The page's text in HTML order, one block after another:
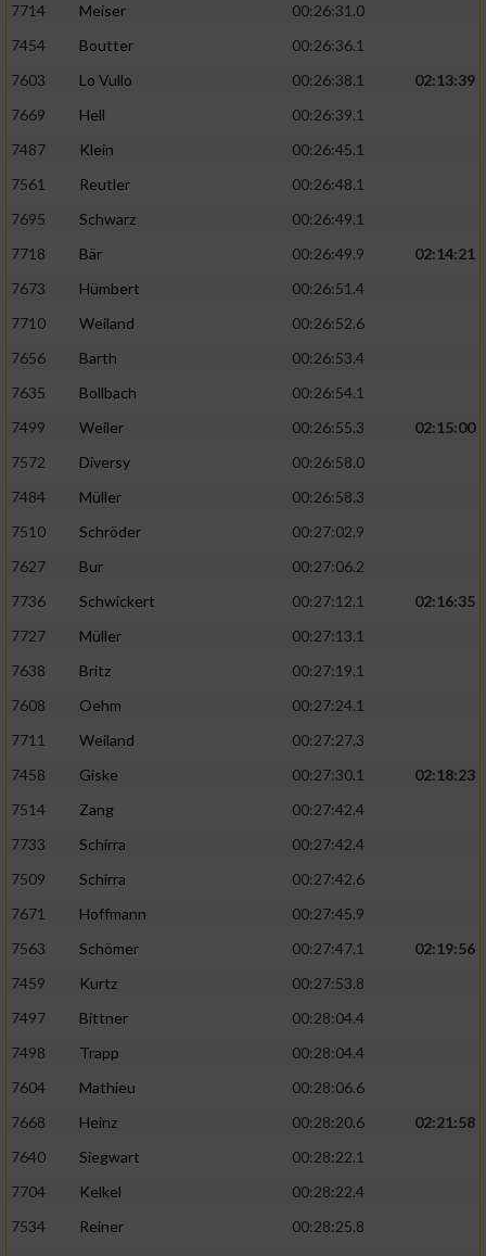
7714
Meiser
00:26:31.0
7454
Boutter
00:26:36.1
7603
Lo Vullo 00:26:38.1
02:13:39
7669
Hell
00:26:39.1
7487
Klein
00:26:45.1
7561
Reutler
00:26:48.1
7695
Schwarz
00:26:49.1
7718
Bär 00:26:49.9
02:14:21
7673
Hümbert
00:26:51.4
7710
Weiland
00:26:52.6
7656
Barth
00:26:53.4
7635
Bollbach
00:26:54.1
7499
Weiler 00:26:55.3
02:15:00
7572
Diversy
00:26:58.0
7484
Müller
00:26:58.3
7510
Schröder
00:27:02.9
7627
Bur
00:27:06.2
7736
Schwickert 00:27:12.1
02:16:35
7727
Müller
00:27:13.1
7638
Britz
00:27:19.1
7608
Oehm
00:27:24.1
7711
Weiland
00:27:27.3
7458
Giske 00:27:30.1
02:18:23
7514
Zang
00:27:42.4
7733
Schirra
00:27:42.4
7509
Schirra
00:27:42.6
7671
Hoffmann
00:27:45.9
7563
Schömer 00:27:47.1
02:19:56
7459
Kurtz
00:27:53.8
7497
Bittner
00:28:04.4
7498
Trapp
00:28:04.4
7604
Mathieu
00:28:06.6
7668
Heinz 00:28:20.6
02:21:58
7640
Siegwart
00:28:22.1
7704
Kelkel
00:28:22.4
7534
Reiner
00:28:25.8